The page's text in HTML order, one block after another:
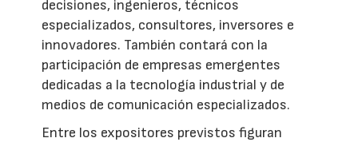
decisiones, ingenieros, técnicos
especializados, consultores, inversores e
innovadores. También contará con la
participación de empresas emergentes
dedicadas a la tecnología industrial y de
medios de comunicación especializados.
Entre los expositores previstos figuran